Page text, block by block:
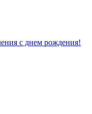
с днем рождения!